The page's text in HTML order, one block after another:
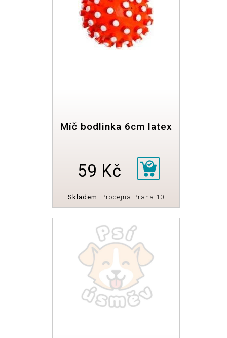
Míč bodlinka 6cm latex
59 Kč
Skladem: Prodejna Praha 10